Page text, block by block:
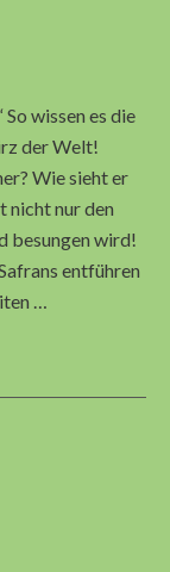
wissen es die
der Welt!
Wie sieht er
nicht nur den
besungen wird!
entführen
…